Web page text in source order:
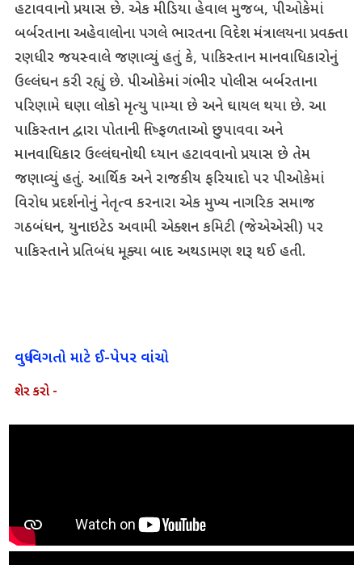
હટાવવાનો પ્રયાસ છે. એક મીડિયા હેવાલ મુજબ, પીઓકેમાં
બર્બરતાના અહેવાલોના પગલે ભારતના વિદેશ મંત્રાલયના પ્રવક્તા
રણધીર જયસ્વાલે જણાવ્યું હતું કે, પાકિસ્તાન માનવાધિકારોનું
ઉલ્લંઘન કરી રહ્યું છે. પીઓકેમાં ગંભીર પોલીસ બર્બરતાના
પરિણામે ઘણા લોકો મૃત્યુ પામ્યા છે અને ઘાયલ થયા છે. આ
પાકિસ્તાન દ્વારા પોતાની નિષ્ફળતાઓ છુપાવવા અને
માનવાધિકાર ઉલ્લંઘનોથી ધ્યાન હટાવવાનો પ્રયાસ છે તેમ
જણાવ્યું હતું. આર્થિક અને રાજકીય ફરિયાદો પર પીઓકેમાં
વિરોધ પ્રદર્શનોનું નેતૃત્વ કરનારા એક મુખ્ય નાગરિક સમાજ
ગઠબંધન, યુનાઇટેડ અવામી એક્શન કમિટી (જેએએસી) પર
પાકિસ્તાને પ્રતિબંધ મૂક્યા બાદ અથડામણ શરૂ થઈ હતી.
વધુ વિગતો માટે ઈ-પેપર વાંચો
શેર કરો -